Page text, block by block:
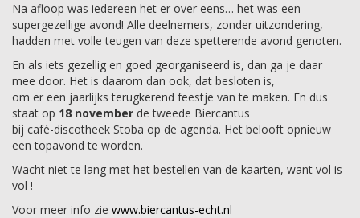
Na afloop was iedereen het er over eens… het was een
supergezellige avond! Alle deelnemers, zonder uitzondering,
hadden met volle teugen van deze spetterende avond genoten.
En als iets gezellig en goed georganiseerd is, dan ga je daar
mee door. Het is daarom dan ook, dat besloten is,
om er een jaarlijks terugkerend feestje van te maken. En dus
staat op 18 november de tweede Biercantus
bij café-discotheek Stoba op de agenda. Het belooft opnieuw
een topavond te worden.
Wacht niet te lang met het bestellen van de kaarten, want vol is
vol !
Voor meer info zie www.biercantus-echt.nl